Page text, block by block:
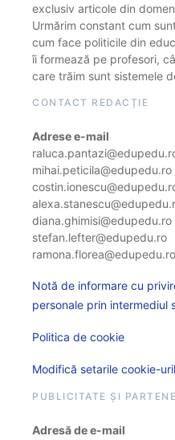
exclusiv articole din
Urmărim constant cum
cum face politicile din
îi formează pe profesori,
care trăim sunt sistemele
CONTACT REDACȚIE
Adrese e-mail
mihai.peticila@edupedu.ro
diana.ghimisi@edupedu.ro
stefan.lefter@edupedu.ro
ramona.florea@edupedu.ro
Notă de informare cu
personale prin intermediul
Politica de cookie
Modifică setarile cookie-
PUBLICITATE ȘI
Adresă de e-mail